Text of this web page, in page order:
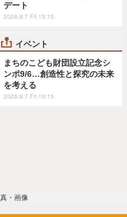
デート
2026.8.7 Fri 15:15
イベント
まちのこども財団設立記念シ
ンポ9/6…創造性と探究の未来
を考える
2026.8.7 Fri 16:15
・画像